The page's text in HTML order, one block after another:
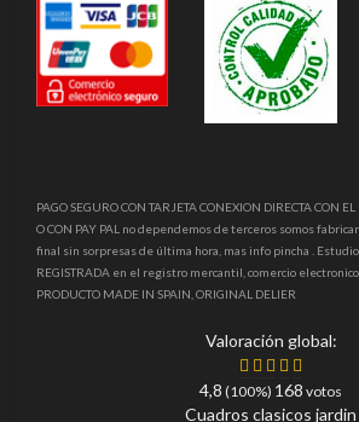
PAGO SEGURO CON TARJETA CONEXION DIRECTA CON
O CON PAY PAL no dependemos de terceros somos
final sin sorpresas de última hora, mas info pincha . Estudio
REGISTRADA en el registro mercantil, comercio
PRODUCTO MADE IN SPAIN, ORIGINAL DELIER
Valoración global:
4,8 (100%) 168 votos
Cuadros clasicos jardin